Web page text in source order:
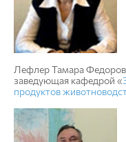
Лефлер Тамара
заведующая кафедрой «
продуктов